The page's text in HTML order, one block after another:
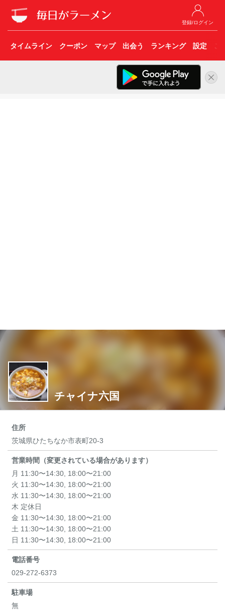
登録/ログイン
タイムライン クーポン マップ 出会う ランキング 設定 こ
チャイナ六国
住所
茨城県ひたちなか市表町20-3
営業時間（変更されている場合があります）
月 11:30〜14:30, 18:00〜21:00
火 11:30〜14:30, 18:00〜21:00
水 11:30〜14:30, 18:00〜21:00
木 定休日
金 11:30〜14:30, 18:00〜21:00
土 11:30〜14:30, 18:00〜21:00
日 11:30〜14:30, 18:00〜21:00
電話番号
029-272-6373
駐車場
無